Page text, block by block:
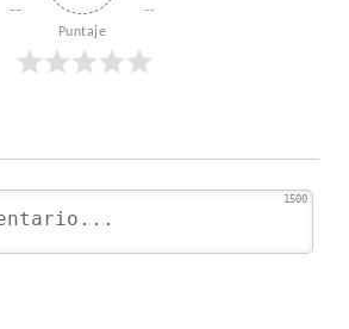
Puntaje
1500